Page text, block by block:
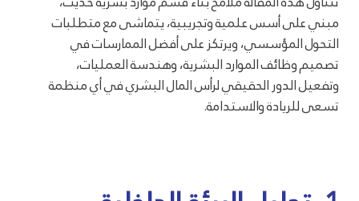
مبني على أسس علمية وتجريبية، يتماشى مع متطلبات
التحول المؤسسي، ويرتكز على أفضل الممارسات في
تصميم وظائف الموارد البشرية، وهندسة العمليات،
وتفعيل الدور الحقيقي لرأس المال البشري في أي منظمة
تسعى للريادة والاستدامة.